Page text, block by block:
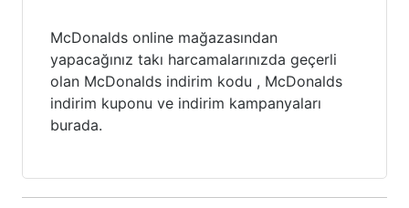
McDonalds online mağazasından
yapacağınız takı harcamalarınızda geçerli
olan McDonalds indirim kodu , McDonalds
indirim kuponu ve indirim kampanyaları
burada.